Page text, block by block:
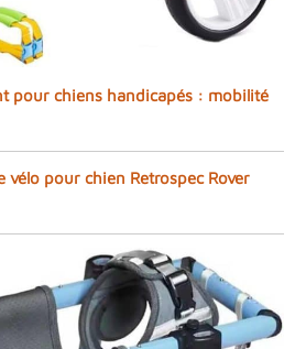
pour chiens handicapés : mobilité
vélo pour chien Retrospec Rover